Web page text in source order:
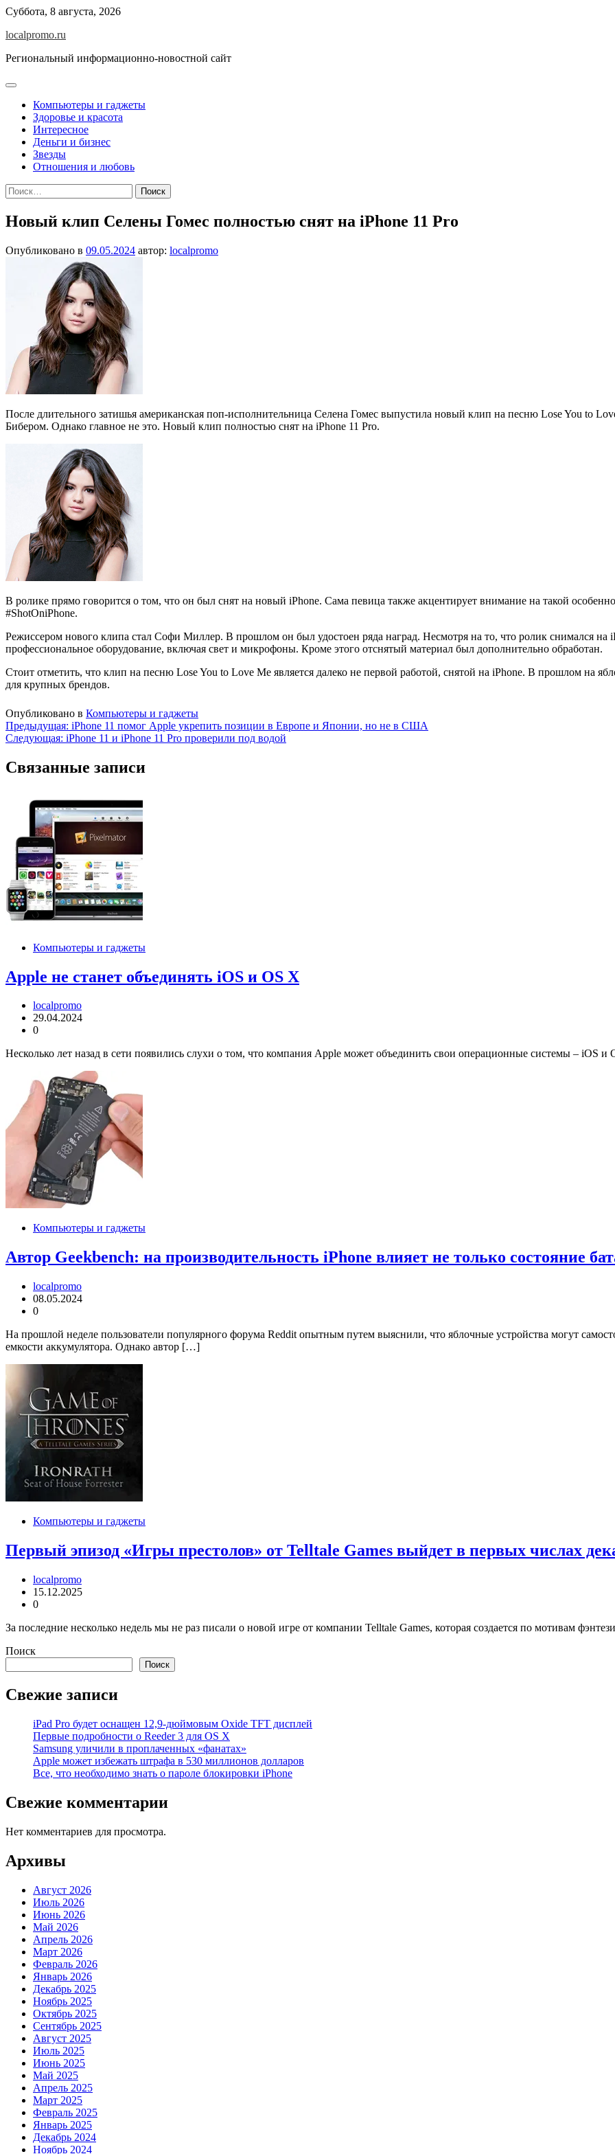
Перейти
содержимому
Суббота, 8 августа, 2026
localpromo.ru
Региональный информационно-новостной сайт
Компьютеры и гаджеты
Здоровье и красота
Интересное
Деньги и бизнес
Звезды
Отношения и любовь
Найти:
Новый клип Селены Гомес полностью снят на iPhone 11 Pro
Опубликовано в 09.05.2024 автор: localpromo
После длительного затишья американская поп-исполнительница Селена Гомес выпустила новый клип на песню Lose You to
Бибером. Однако главное не это. Новый клип полностью снят на iPhone 11 Pro.
В ролике прямо говорится о том, что он был снят на новый iPhone. Сама певица также акцентирует внимание на такой
#ShotOniPhone.
Режиссером нового клипа стал Софи Миллер. В прошлом он был удостоен ряда наград. Несмотря на то, что ролик снимался на
профессиональное оборудование, включая свет и микрофоны. Кроме этого отснятый материал был дополнительно обработан.
Стоит отметить, что клип на песню Lose You to Love Me является далеко не первой работой, снятой на iPhone. В прошлом на
для крупных брендов.
Опубликовано в Компьютеры и гаджеты
Навигация
по
записям
Предыдущая: iPhone 11 помог Apple укрепить позиции в Европе и Японии, но не в США
Следующая: iPhone 11 и iPhone 11 Pro проверили под водой
Связанные записи
Компьютеры и гаджеты
Apple не станет объединять iOS и OS X
localpromo
29.04.2024
0
Несколько лет назад в сети появились слухи о том, что компания Apple может объединить свои операционные системы – iOS
Компьютеры и гаджеты
Автор Geekbench: на производительность iPhone влияет не только состояние
localpromo
08.05.2024
0
На прошлой неделе пользователи популярного форума Reddit опытным путем выяснили, что яблочные устройства могут
емкости аккумулятора. Однако автор […]
Компьютеры и гаджеты
Первый эпизод «Игры престолов» от Telltale Games выйдет в первых числах
localpromo
15.12.2025
0
За последние несколько недель мы не раз писали о новой игре от компании Telltale Games, которая создается по мотивам
Поиск
Поиск
Свежие записи
iPad Pro будет оснащен 12,9-дюймовым Oxide TFT дисплей
Первые подробности о Reeder 3 для OS X
Samsung уличили в проплаченных «фанатах»
Apple может избежать штрафа в 530 миллионов долларов
Все, что необходимо знать о пароле блокировки iPhone
Свежие комментарии
Нет комментариев для просмотра.
Архивы
Август 2026
Июль 2026
Июнь 2026
Май 2026
Апрель 2026
Март 2026
Февраль 2026
Январь 2026
Декабрь 2025
Ноябрь 2025
Октябрь 2025
Сентябрь 2025
Август 2025
Июль 2025
Июнь 2025
Май 2025
Апрель 2025
Март 2025
Февраль 2025
Январь 2025
Декабрь 2024
Ноябрь 2024